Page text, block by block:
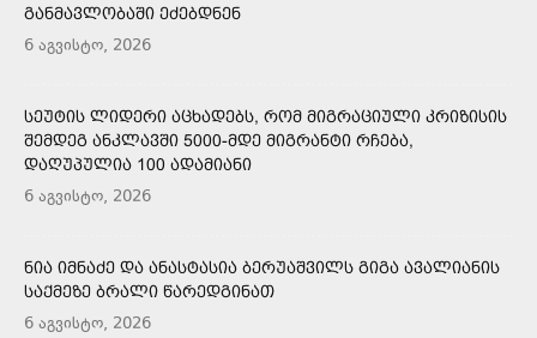
ᲒᲐᲜᲛᲐᲕᲚᲝᲑᲐᲨᲘ ᲔᲫᲔᲑᲓᲜᲔᲜ
6 აგვისტო, 2026
ᲡᲔᲣᲢᲘᲡ ᲚᲘᲓᲔᲠᲘ ᲐᲪᲮᲐᲓᲔᲑᲡ, ᲠᲝᲛ ᲛᲘᲒᲠᲐᲪᲘᲣᲚᲘ ᲙᲠᲘᲖᲘᲡᲘᲡ
ᲨᲔᲛᲓᲔᲒ ᲐᲜᲙᲚᲐᲕᲨᲘ 5000-ᲛᲓᲔ ᲛᲘᲒᲠᲐᲜᲢᲘ ᲠᲩᲔᲑᲐ,
ᲓᲐᲦᲣᲞᲣᲚᲘᲐ 100 ᲐᲓᲐᲛᲘᲐᲜᲘ
6 აგვისტო, 2026
ᲜᲘᲐ ᲘᲛᲜᲐᲫᲔ ᲓᲐ ᲐᲜᲐᲡᲢᲐᲡᲘᲐ ᲑᲔᲠᲣᲐᲨᲕᲘᲚᲡ ᲒᲘᲒᲐ ᲐᲕᲐᲚᲘᲐᲜᲘᲡ
ᲡᲐᲥᲛᲔᲖᲔ ᲑᲠᲐᲚᲘ ᲬᲐᲠᲔᲓᲒᲘᲜᲐᲗ
6 აგვისტო, 2026